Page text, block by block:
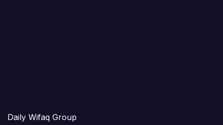
Daily Wifaq Group